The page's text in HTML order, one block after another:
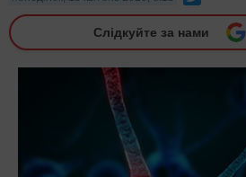
Слідкуйте за нами